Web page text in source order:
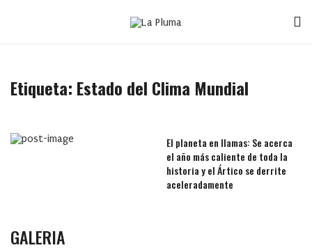
Etiqueta: Estado del Clima Mundial
El planeta en llamas: Se acerca
el año más caliente de toda la
historia y el Ártico se derrite
aceleradamente
GALERIA